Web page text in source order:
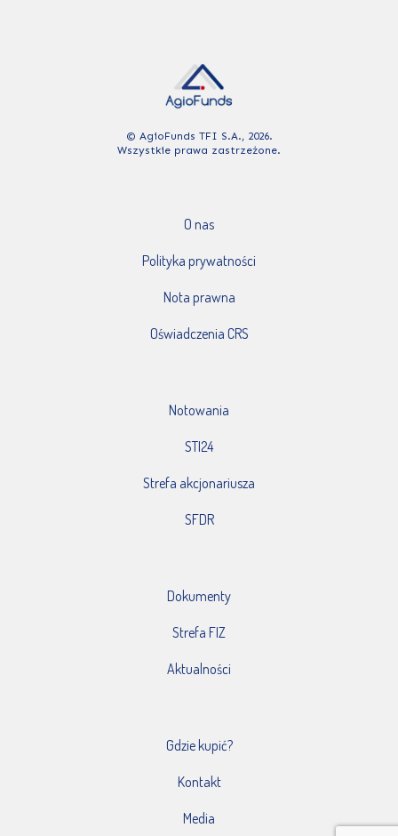
© AgioFunds TFI S.A., 2026.
Wszystkie prawa zastrzeżone.
O nas
Polityka prywatności
Nota prawna
Oświadczenia CRS
Notowania
STI24
Strefa akcjonariusza
SFDR
Dokumenty
Strefa FIZ
Aktualności
Gdzie kupić?
Kontakt
Media